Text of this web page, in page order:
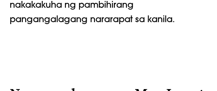
nakakakuha ng pambihirang
pangangalagang nararapat sa kanila.